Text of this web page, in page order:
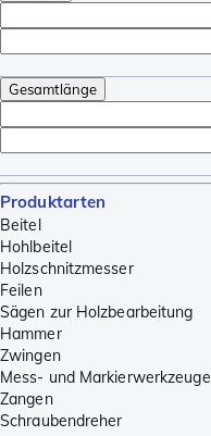
Gesamtlänge
Produktarten
Beitel
Hohlbeitel
Holzschnitzmesser
Feilen
Sägen zur Holzbearbeitung
Hammer
Zwingen
Mess- und Markierwerkzeuge
Zangen
Schraubendreher